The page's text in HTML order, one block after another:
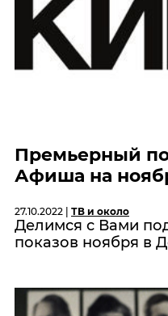
Премьерный
Афиша на
27.10.2022 | ТВ и около
Делимся с Вами
показов ноября в